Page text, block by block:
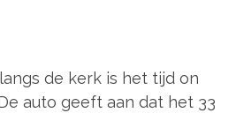
de kerk is het tijd on
auto geeft aan dat het 33